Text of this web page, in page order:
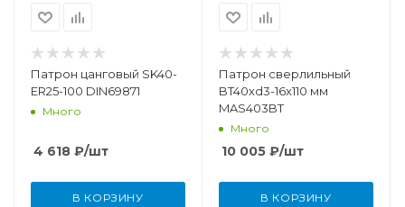
Патрон цанговый SK40-
ER25-100 DIN69871
Много
4 618 ₽/шт
В КОРЗИНУ
Патрон сверлильный
BT40xd3-16x110 мм
MAS403BT
Много
10 005 ₽/шт
В КОРЗИНУ